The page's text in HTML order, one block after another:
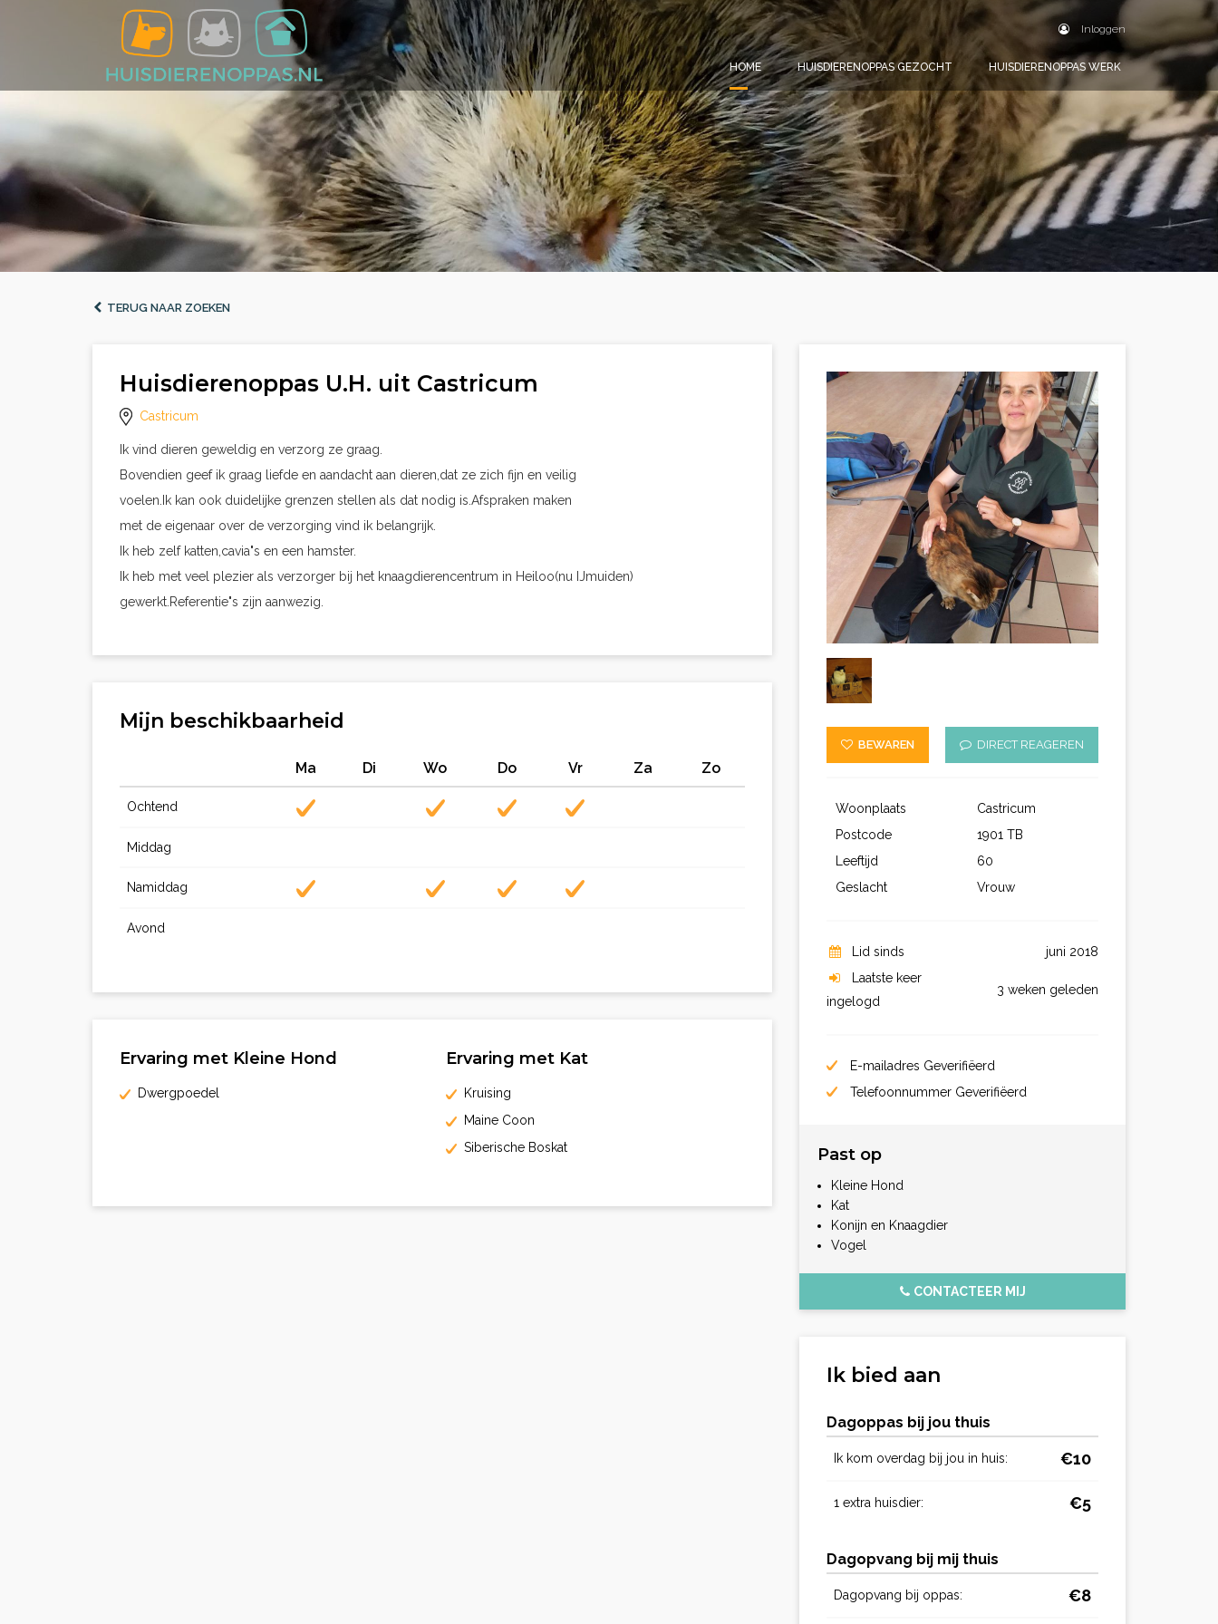
Inloggen
HOME HUISDIERENOPPAS GEZOCHT HUISDIERENOPPAS WERK
TERUG NAAR ZOEKEN
Huisdierenoppas U.H. uit Castricum
Castricum
Ik vind dieren geweldig en verzorg ze graag.
Bovendien geef ik graag liefde en aandacht aan dieren,dat ze zich fijn en veilig
voelen.Ik kan ook duidelijke grenzen stellen als dat nodig is.Afspraken maken
met de eigenaar over de verzorging vind ik belangrijk.
Ik heb zelf katten,cavia"s en een hamster.
Ik heb met veel plezier als verzorger bij het knaagdierencentrum in Heiloo(nu IJmuiden)
gewerkt.Referentie"s zijn aanwezig.
Mijn beschikbaarheid
Ma Di Wo Do Vr Za Zo
Ochtend
Middag
Namiddag
Avond
Ervaring met Kleine Hond
Dwergpoedel
Ervaring met Kat
Kruising
Maine Coon
Siberische Boskat
BEWAREN DIRECT REAGEREN
Woonplaats
Castricum
Postcode
1901 TB
Leeftijd
60
Geslacht
Vrouw
Lid sinds
juni 2018
Laatste keer
ingelogd
3 weken geleden
E-mailadres Geverifiëerd
Telefoonnummer Geverifiëerd
Past op
Kleine Hond
Kat
Konijn en Knaagdier
Vogel
CONTACTEER MIJ
Ik bied aan
Dagoppas bij jou thuis
Ik kom overdag bij jou in huis: €10
1 extra huisdier: €5
Dagopvang bij mij thuis
Dagopvang bij oppas: €8